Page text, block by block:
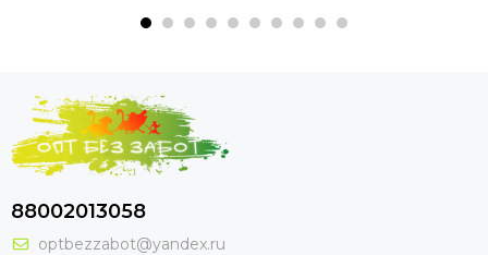
88002013058
optbezzabot@yandex.ru